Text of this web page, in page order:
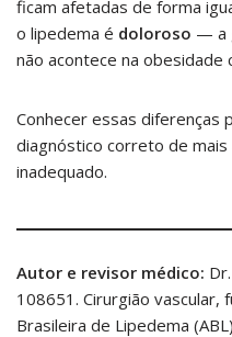
ficam afetadas de forma
o lipedema é doloroso — a
não acontece na obesidade
Conhecer essas diferenças
diagnóstico correto de
inadequado.
Autor e revisor médico:
108651. Cirurgião vascular,
Brasileira de Lipedema